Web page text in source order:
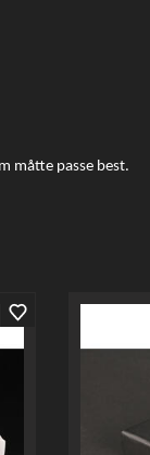
måtte passe best.